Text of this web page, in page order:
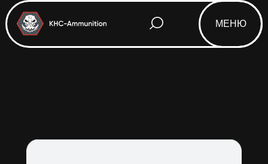
МЕНЮ
Html code will be here